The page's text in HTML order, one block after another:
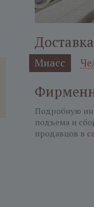
Миасс
Подробную
подъема и
продавцов в